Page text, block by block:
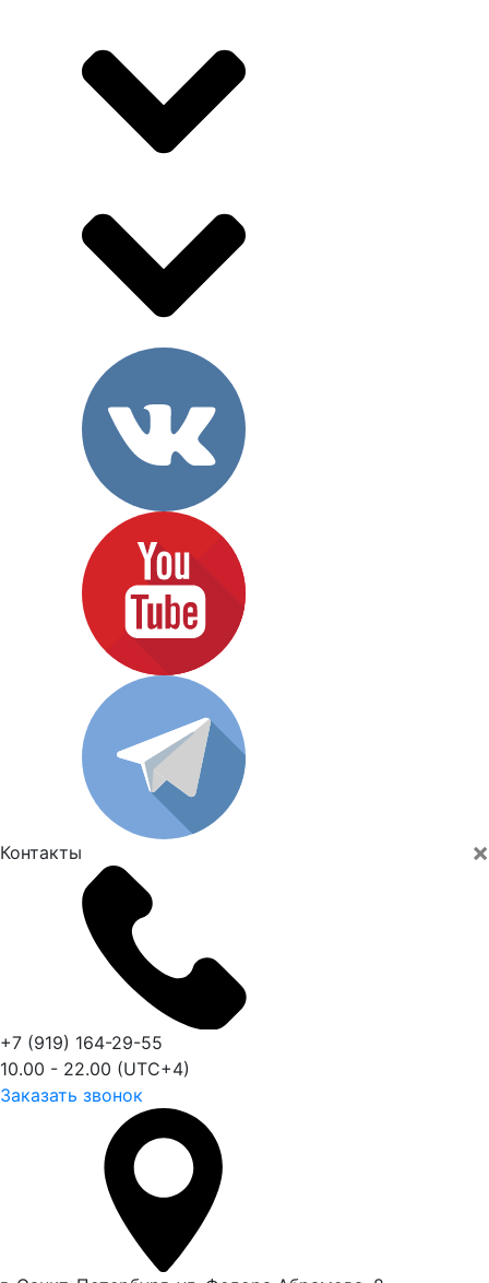
×
Контакты
+7 (919) 164-29-55
10.00 - 22.00 (UTC+4)
Заказать звонок